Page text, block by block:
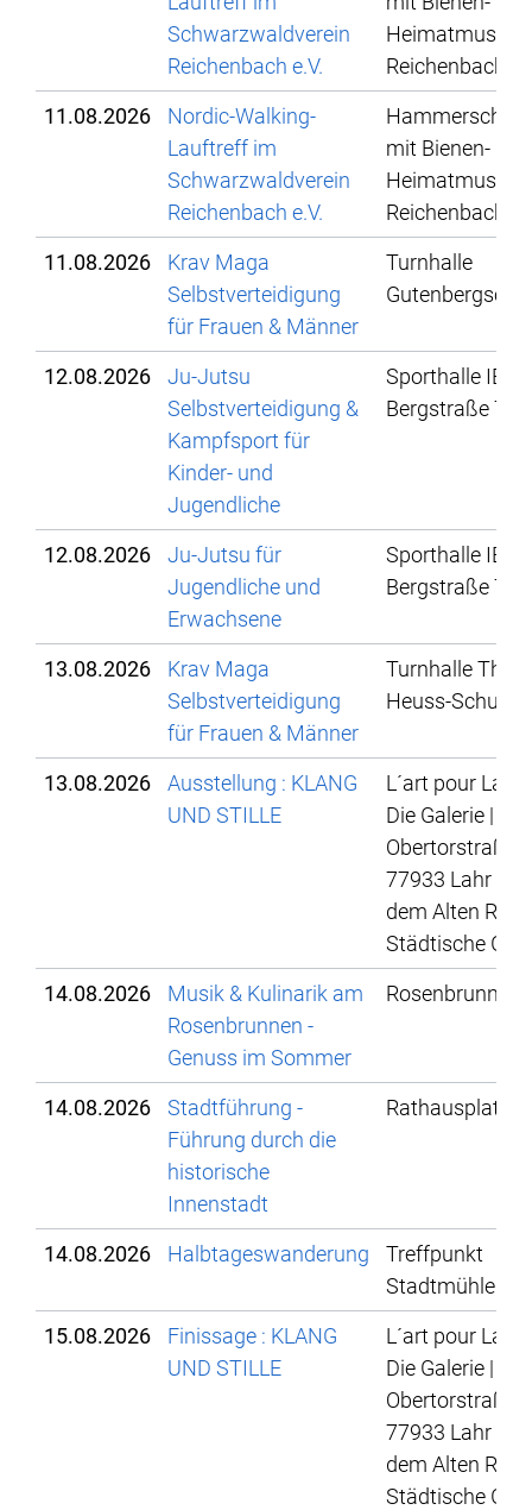
Schwarzwaldverein
Reichenbach e.V.
Reichenbach
11.08.2026
Nordic-Walking-
Lauftreff im
Schwarzwaldverein
Reichenbach e.V.
mit Bienen- und
Reichenbach
11.08.2026
Krav Maga
Selbstverteidigung
für Frauen & Männer
Turnhalle
12.08.2026
Ju-Jutsu
Selbstverteidigung &
Kampfsport für
Kinder- und
Jugendliche
Sporthalle IBG,
Bergstraße 78
12.08.2026
Ju-Jutsu für
Jugendliche und
Erwachsene
Sporthalle IBG,
Bergstraße 78
13.08.2026
Krav Maga
Selbstverteidigung
für Frauen & Männer
Turnhalle
Heuss-Schule
13.08.2026
Ausstellung : KLANG
UND STILLE
L´art pour Lahr
Die Galerie |
Obertorstraße
77933 Lahr |
dem Alten
Städtische
14.08.2026
Musik & Kulinarik am
Rosenbrunnen -
Genuss im Sommer
Rosenbrunnen
14.08.2026
Stadtführung -
Führung durch die
historische
Innenstadt
Rathausplatz
14.08.2026 Halbtageswanderung
Treffpunkt
Stadtmühle
15.08.2026
Finissage : KLANG
UND STILLE
L´art pour Lahr
Die Galerie |
Obertorstraße
77933 Lahr |
dem Alten
Städtische